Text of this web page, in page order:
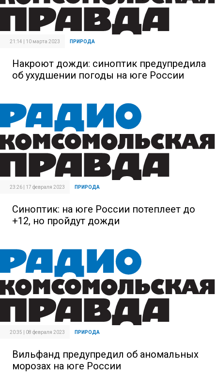
21:14 | 10 марта 2023 ПРИРОДА
Накроют дожди: синоптик предупредила
об ухудшении погоды на юге России
23:26 | 17 февраля 2023 ПРИРОДА
Синоптик: на юге России потеплеет до
+12, но пройдут дожди
20:35 | 08 февраля 2023 ПРИРОДА
Вильфанд предупредил об аномальных
морозах на юге России